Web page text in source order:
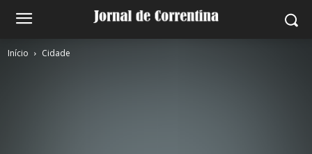
Início Cidade